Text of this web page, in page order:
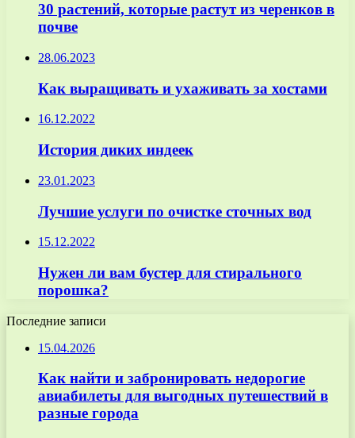
30 растений, которые растут из черенков в
почве
28.06.2023
Как выращивать и ухаживать за хостами
16.12.2022
История диких индеек
23.01.2023
Лучшие услуги по очистке сточных вод
15.12.2022
Нужен ли вам бустер для стирального
порошка?
Последние записи
15.04.2026
Как найти и забронировать недорогие
авиабилеты для выгодных путешествий в
разные города